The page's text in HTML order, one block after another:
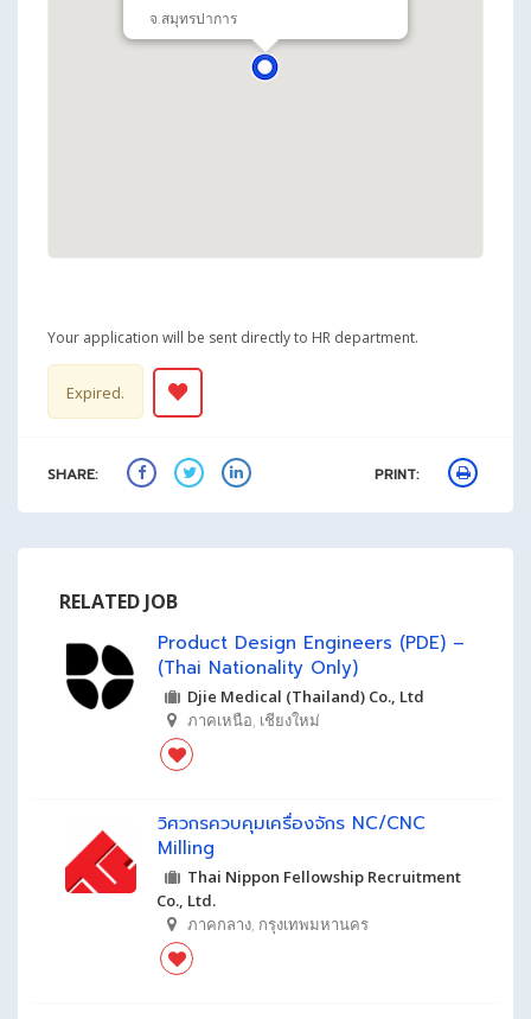
จ.สมุทรปาการ
Your application will be sent directly to HR department.
Expired.
SHARE: PRINT:
RELATED JOB
Product Design Engineers (PDE) –
(Thai Nationality Only)
Djie Medical (Thailand) Co., Ltd
ภาคเหนือ, เชียงใหม่
วิศวกรควบคุมเครื่องจักร NC/CNC
Milling
Thai Nippon Fellowship Recruitment
Co., Ltd.
ภาคกลาง, กรุงเทพมหานคร